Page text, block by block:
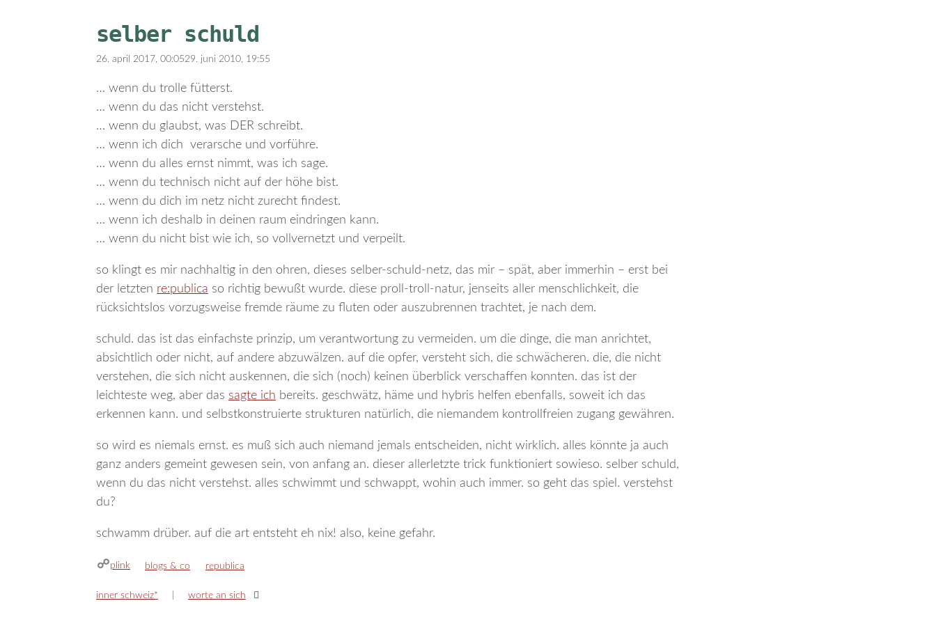
selber schuld
26. april 2017, 00:0529. juni 2010, 19:55
… wenn du trolle fütterst.
… wenn du das nicht verstehst.
… wenn du glaubst, was DER schreibt.
… wenn ich dich verarsche und vorführe.
… wenn du alles ernst nimmt, was ich sage.
… wenn du technisch nicht auf der höhe bist.
… wenn du dich im netz nicht zurecht findest.
… wenn ich deshalb in deinen raum eindringen kann.
… wenn du nicht bist wie ich, so vollvernetzt und verpeilt.
so klingt es mir nachhaltig in den ohren, dieses selber-schuld-netz, das mir – spät, aber immerhin – erst bei
der letzten re:publica so richtig bewußt wurde. diese proll-troll-natur, jenseits aller menschlichkeit, die
rücksichtslos vorzugsweise fremde räume zu fluten oder auszubrennen trachtet, je nach dem.
schuld. das ist das einfachste prinzip, um verantwortung zu vermeiden. um die dinge, die man anrichtet,
absichtlich oder nicht, auf andere abzuwälzen. auf die opfer, versteht sich, die schwächeren. die, die nicht
verstehen, die sich nicht auskennen, die sich (noch) keinen überblick verschaffen konnten. das ist der
leichteste weg, aber das sagte ich bereits. geschwätz, häme und hybris helfen ebenfalls, soweit ich das
erkennen kann. und selbstkonstruierte strukturen natürlich, die niemandem kontrollfreien zugang gewähren.
so wird es niemals ernst. es muß sich auch niemand jemals entscheiden, nicht wirklich. alles könnte ja auch
ganz anders gemeint gewesen sein, von anfang an. dieser allerletzte trick funktioniert sowieso. selber schuld,
wenn du das nicht verstehst. alles schwimmt und schwappt, wohin auch immer. so geht das spiel. verstehst
du?
schwamm drüber. auf die art entsteht eh nix! also, keine gefahr.
plink kategorien
blogs & co schlagwörter
republica
inner schweiz* worte an sich